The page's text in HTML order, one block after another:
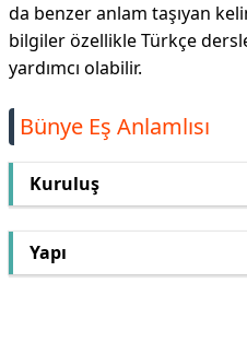
da benzer anlam taşıyan
bilgiler özellikle Türkçe
yardımcı olabilir.
Bünye Eş Anlamlısı
Kuruluş
Yapı